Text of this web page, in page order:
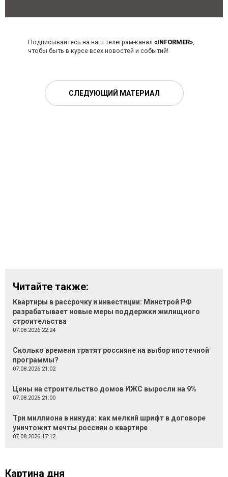
Подписывайтесь на наш телеграм-канал «INFORMER»,
чтобы быть в курсе всех новостей и событий!
СЛЕДУЮЩИЙ МАТЕРИАЛ
Читайте также:
Квартиры в рассрочку и инвестиции: Минстрой РФ
разрабатывает новые меры поддержки жилищного
строительства
07.08.2026 22:24
Сколько времени тратят россияне на выбор ипотечной
программы?
07.08.2026 21:02
Цены на строительство домов ИЖС выросли на 9%
07.08.2026 21:00
Три миллиона в никуда: как мелкий шрифт в договоре
уничтожит мечты россиян о квартире
07.08.2026 17:12
Картина дня